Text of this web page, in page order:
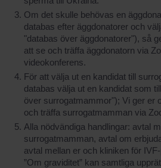
Om det skulle behövas en
databas efter äggdonatorer och
"databas över äggdonatorer"), så
att se och träffa äggdonatorn via
videokonferens.
För att välja ut en kandidat till
databas välja ut en kandidat som
över surrogatmammor"); Vi ger er
och träffa surrogatmamman via
Alla nödvändiga handlingar: avtal
surrogatmamman, avtal om
avtal mellan er och kliniken för
”Om graviditet” kan samtliga